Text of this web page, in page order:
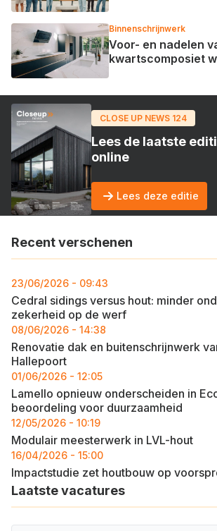
Binnenschrijnwerk
Voor- en nadelen
kwartscomposiet
CLOSE UP NEWS 124
Lees de laatste
online
Lees deze editie
Recent verschenen
23/06/2026 - 09:43
Cedral sidings versus hout: minder
zekerheid op de werf
08/06/2026 - 14:38
Renovatie dak en buitenschrijnwerk
Hallepoort
01/06/2026 - 12:05
Lamello opnieuw onderscheiden in
beoordeling voor duurzaamheid
12/05/2026 - 10:19
Modulair meesterwerk in LVL-hout
16/04/2026 - 15:00
Impactstudie zet houtbouw op
Laatste vacatures